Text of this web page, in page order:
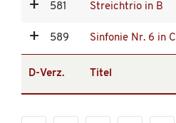
581 Streichtrio in B
589 Sinfonie Nr. 6 in C
D-Verz. Titel